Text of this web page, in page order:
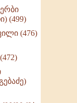
(499)
(476)